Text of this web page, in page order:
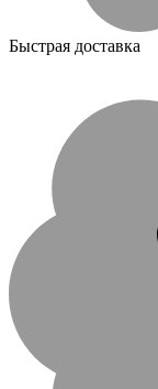
Быстрая доставка